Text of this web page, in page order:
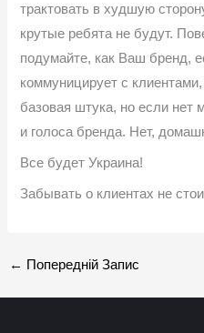
трактовать в худшую
крутые ребята не будут.
подумайте, как Ваш бренд,
коммуницирует с
базовая штука, но если нет
и голоса бренда. Нет,
Все будет Украина!
Забывать о клиентах не
← Попередній Запис